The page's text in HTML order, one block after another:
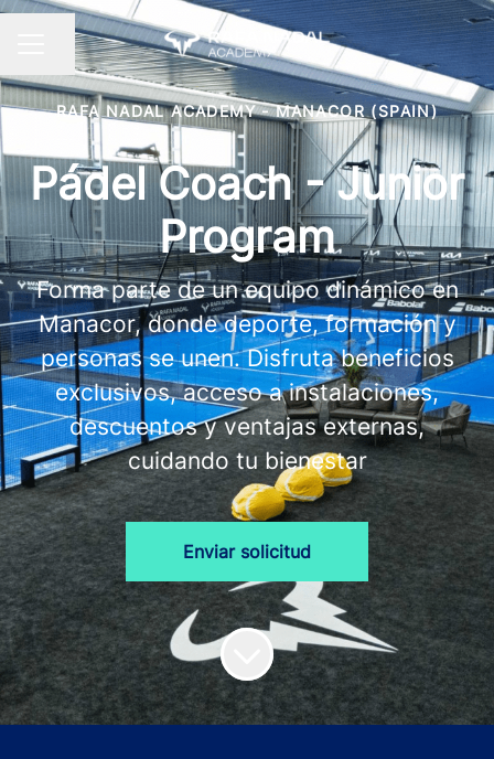
MENÚ DE EMPLEO
Compartir página
RAFA NADAL ACADEMY - MANACOR (SPAIN)
Pádel Coach - Junior
Program
Forma parte de un equipo dinámico en
Manacor, donde deporte, formación y
personas se unen. Disfruta beneficios
exclusivos, acceso a instalaciones,
descuentos y ventajas externas,
cuidando tu bienestar
Enviar solicitud